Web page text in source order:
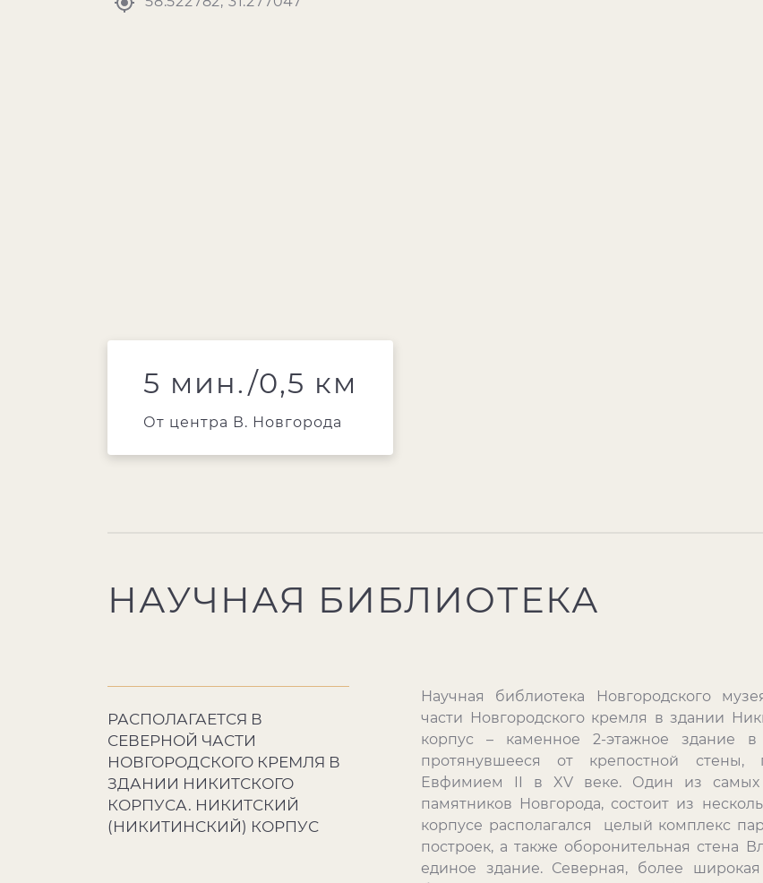
5 мин./0,5 км
От центра В. Новгорода
НАУЧНАЯ БИБЛИОТЕКА
РАСПОЛАГАЕТСЯ В
СЕВЕРНОЙ ЧАСТИ
НОВГОРОДСКОГО КРЕМЛЯ В
ЗДАНИИ НИКИТСКОГО
КОРПУСА. НИКИТСКИЙ
(НИКИТИНСКИЙ) КОРПУС
Научная библиотека Новгородского
части Новгородского кремля в здании
корпус – каменное 2-этажное здание в
протянувшееся от крепостной стены,
Евфимием II в XV веке. Один из самых
памятников Новгорода, состоит из
корпусе располагался целый комплекс
построек, а также оборонительная стена
единое здание. Северная, более широкая